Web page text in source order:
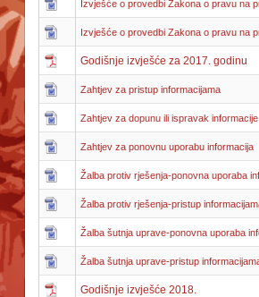
Izvješće o provedbi Zakona o pravu na
Izvješće o provedbi Zakona o pravu na
Godišnje izvješće za 2017. godinu
Zahtjev za pristup informacijama
Zahtjev za dopunu ili ispravak informacije
Zahtjev za ponovnu uporabu informacija
Žalba protiv rješenja-ponovna uporaba
Žalba protiv rješenja-pristup
Žalba šutnja uprave-ponovna uporaba
Žalba šutnja uprave-pristup
Godišnje izvješće 2018.